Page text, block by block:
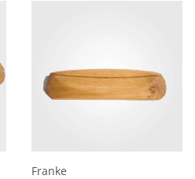
Franke